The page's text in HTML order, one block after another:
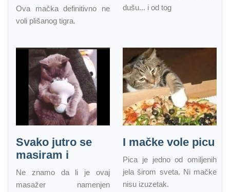
Ova mačka definitivno ne
voli plišanog tigra.
dušu... i od tog
Svako jutro se
masiram i
Ne znamo da li je ovaj
masažer namenjen
I mačke vole picu
Pica je jedno od omiljenih
jela širom sveta. Ni mačke
nisu izuzetak.